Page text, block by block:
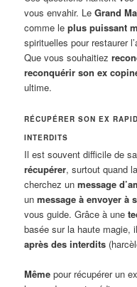
vous envahir. LeGrand
comme leplus puissant
spirituelles pour restaurer
Que vous souhaitiez
reconquérir son ex
ultime.
RÉCUPÉRER SON EX
INTERDITS
Il est souvent difficile de
récupérer, surtout quand
cherchez unmessage
unmessage à envoyer à
vous guide. Grâce à une
basée sur la haute
après des interdits
Même pour récupérer un